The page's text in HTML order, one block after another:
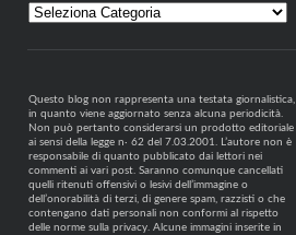
Questo blog non rappresenta una testata giornalistica,
in quanto viene aggiornato senza alcuna periodicità.
Non può pertanto considerarsi un prodotto editoriale
ai sensi della legge n· 62 del 7.03.2001. L’autore non è
responsabile di quanto pubblicato dai lettori nei
commenti ai vari post. Saranno comunque cancellati
quelli ritenuti offensivi o lesivi dell’immagine o
dell’onorabilità di terzi, di genere spam, razzisti o che
contengano dati personali non conformi al rispetto
delle norme sulla privacy. Alcune immagini inserite in